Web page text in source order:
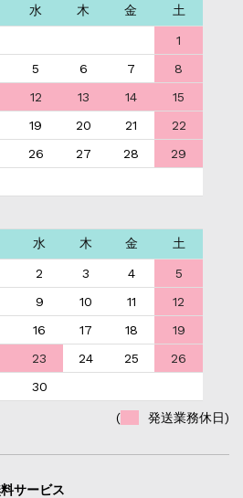
水 木 金 土
1
5 6 7
8
12 13 14
15
19 20 21
22
26 27 28
29
水 木 金 土
2 3 4
5
9 10 11
12
16 17 18
19
23 24 25
26
30
( 発送業務休日)
サービス